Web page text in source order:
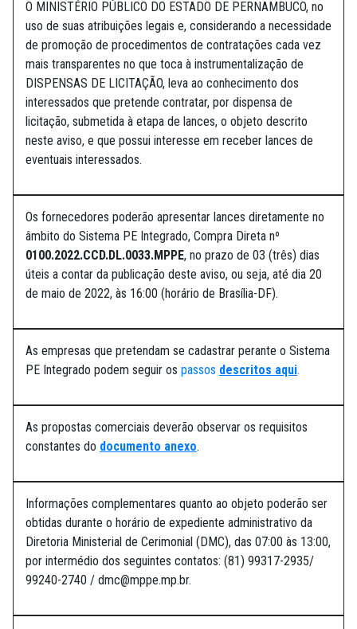
O MINISTÉRIO PÚBLICO DO ESTADO DE PERNAMBUCO, no
uso de suas atribuições legais e, considerando a necessidade
de promoção de procedimentos de contratações cada vez
mais transparentes no que toca à instrumentalização de
DISPENSAS DE LICITAÇÃO, leva ao conhecimento dos
interessados que pretende contratar, por dispensa de
licitação, submetida à etapa de lances, o objeto descrito
neste aviso, e que possui interesse em receber lances de
eventuais interessados.
Os fornecedores poderão apresentar lances diretamente no
âmbito do Sistema PE Integrado, Compra Direta nº
0100.2022.CCD.DL.0033.MPPE, no prazo de 03 (três) dias
úteis a contar da publicação deste aviso, ou seja, até dia 20
de maio de 2022, às 16:00 (horário de Brasília-DF).
As empresas que pretendam se cadastrar perante o Sistema
PE Integrado podem seguir os passos descritos aqui.
As propostas comerciais deverão observar os requisitos
constantes do documento anexo.
Informações complementares quanto ao objeto poderão ser
obtidas durante o horário de expediente administrativo da
Diretoria Ministerial de Cerimonial (DMC), das 07:00 às 13:00,
por intermédio dos seguintes contatos: (81) 99317-2935/
99240-2740 / dmc@mppe.mp.br.